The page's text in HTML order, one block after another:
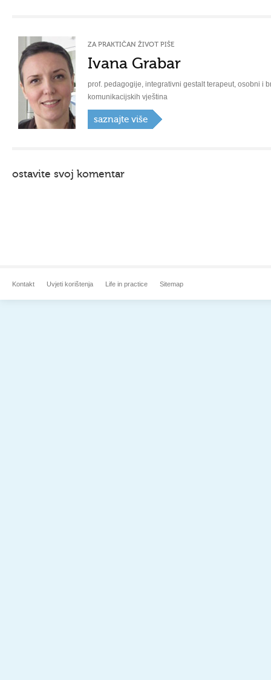
ZA PRAKTIČAN ŽIVOT PIŠE
Ivana Grabar
prof. pedagogije, integrativni gestalt terapeut, osobni i
komunikacijskih vještina
saznajte više
ostavite svoj komentar
Kontakt Uvjeti korištenja Life in practice Sitemap